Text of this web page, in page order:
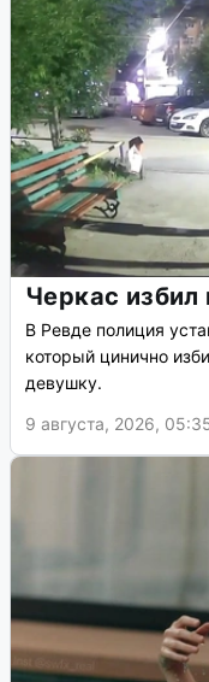
Черкас
В Ревде полиция
который цинично
девушку.
9 августа, 2026,